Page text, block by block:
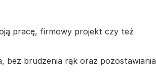
pracę, firmowy projekt czy też
bez brudzenia rąk oraz pozostawiania